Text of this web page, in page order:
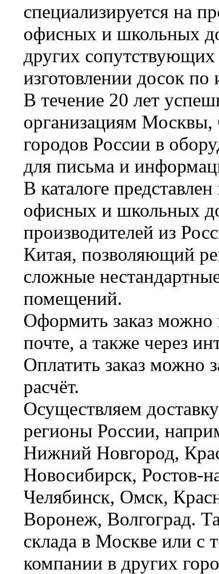
специализируется на
офисных и школьных
других сопутствующих
изготовлении досок по
В течение 20 лет
организациям Москвы,
городов России в
для письма и
В каталоге
офисных и школьных
производителей из
Китая, позволяющий
сложные
помещений.
Оформить заказ можно
почте, а также через
Оплатить заказ можно
расчёт.
Осуществляем
регионы России,
Нижний Новгород,
Новосибирск, Ростов-
Челябинск, Омск,
Воронеж, Волгоград.
склада в Москве или с
компании в других